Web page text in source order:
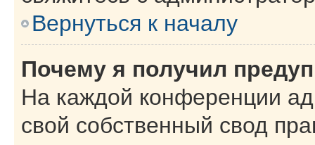
Вернуться к началу
Почему я получил
На каждой конференции
свой собственный свод